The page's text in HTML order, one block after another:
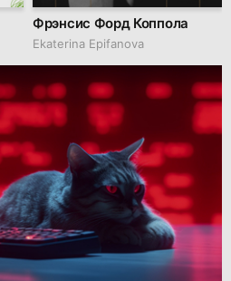
Фрэнсис Форд Коппола
Ekaterina Epifanova